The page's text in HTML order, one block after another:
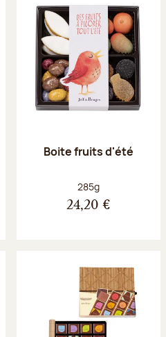
Boite fruits d'été
Poids net :
285g
24,20 €